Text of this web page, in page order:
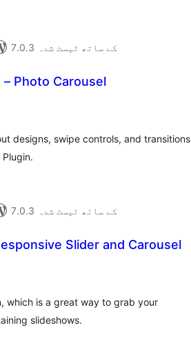
7.0.3 کے ساتھ ٹیسٹ شدہ
Photo Carousel
designs, swipe controls, and transitions
7.0.3 کے ساتھ ٹیسٹ شدہ
Slider and Carousel
which is a great way to grab your
slideshows.